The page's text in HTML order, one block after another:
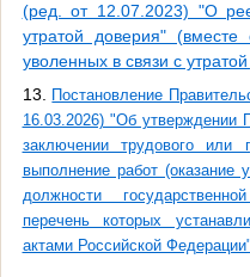
(ред. от 12.07.2023) "О
утратой доверия"
уволенных в связи с
13. Постановление
16.03.2026) "Об утверждении
заключении трудового или
выполнение работ
должности
перечень которых
актами Российской Федерации"